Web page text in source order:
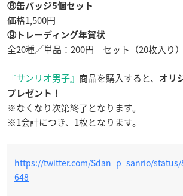
⑧缶バッジ5個セット
価格1,500円
⑨トレーディング年賀状
全20種／単品：200円 セット（20枚入り
『サンリオ男子』 商品を購入すると、
オリ
プレゼント！
※なくなり次第終了となります。
※1会計につき、1枚となります。
https://twitter.com/Sdan_p_sanrio/status/
648